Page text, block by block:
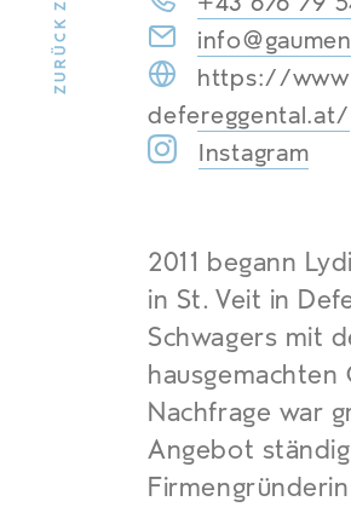
https://
defereggental.at/
Instagram
2011 begann
in St. Veit in
Schwagers mit
Nachfrage war
Angebot